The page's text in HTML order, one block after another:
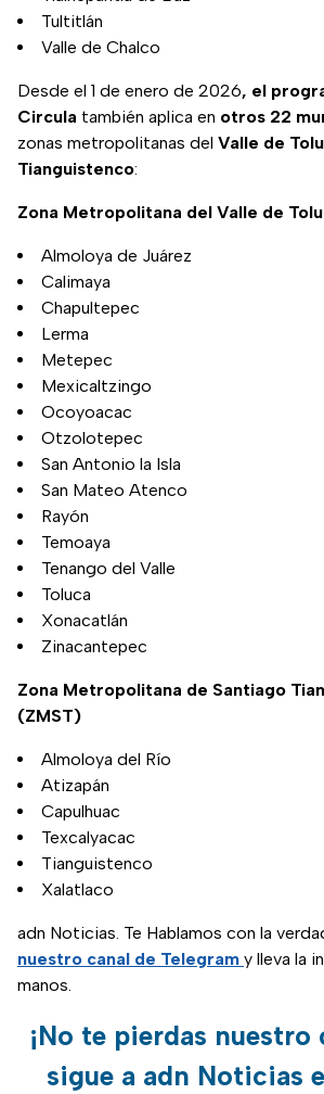
Tultitlán
Valle de Chalco
Desde el 1 de enero de 2026, el
Circula también aplica en otros 22
zonas metropolitanas del Valle de
Tianguistenco:
Zona Metropolitana del Valle de
Almoloya de Juárez
Calimaya
Chapultepec
Lerma
Metepec
Mexicaltzingo
Ocoyoacac
Otzolotepec
San Antonio la Isla
San Mateo Atenco
Rayón
Temoaya
Tenango del Valle
Toluca
Xonacatlán
Zinacantepec
Zona Metropolitana de Santiago
(ZMST)
Almoloya del Río
Atizapán
Capulhuac
Texcalyacac
Tianguistenco
Xalatlaco
adn Noticias. Te Hablamos con la
nuestro canal de Telegram y lleva la
manos.
¡No te pierdas
sigue a adn Noticias